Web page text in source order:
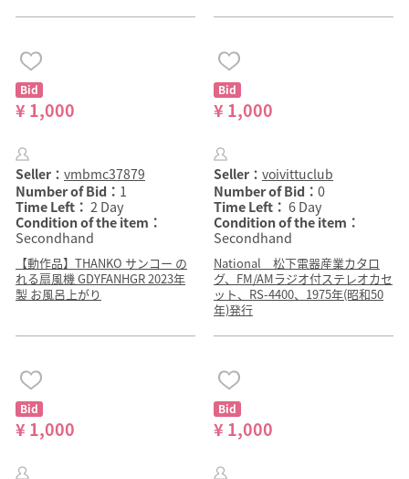
Bid
¥ 1,000
Seller： vmbmc37879
Number of Bid： 1
Time Left： 2 Day
Condition of the item：
Secondhand
【動作品】THANKO サンコー の
れる扇風機 GDYFANHGR 2023年
製 お風呂上がり
Bid
¥ 1,000
Seller： voivittuclub
Number of Bid： 0
Time Left： 6 Day
Condition of the item：
Secondhand
National 松下電器産業カタロ
グ、FM/AMラジオ付ステレオカセ
ット、RS-4400、1975年(昭和50
年)発行
Bid
¥ 1,000
Bid
¥ 1,000